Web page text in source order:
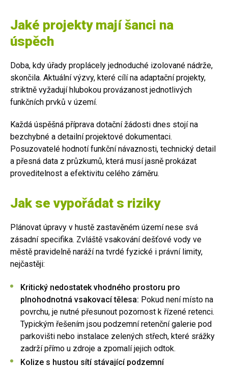
Jaké projekty mají šanci na
úspěch
Doba, kdy úřady proplácely jednoduché izolované nádrže,
skončila. Aktuální výzvy, které cílí na adaptační projekty,
striktně vyžadují hlubokou provázanost jednotlivých
funkčních prvků v území.
Každá úspěšná příprava dotační žádosti dnes stojí na
bezchybné a detailní projektové dokumentaci.
Posuzovatelé hodnotí funkční návaznosti, technický detail
a přesná data z průzkumů, která musí jasně prokázat
proveditelnost a efektivitu celého záměru.
Jak se vypořádat s riziky
Plánovat úpravy v hustě zastavěném území nese svá
zásadní specifika. Zvláště vsakování dešťové vody ve
městě pravidelně naráží na tvrdé fyzické i právní limity,
nejčastěji:
Kritický nedostatek vhodného prostoru pro
plnohodnotná vsakovací tělesa: Pokud není místo na
povrchu, je nutné přesunout pozornost k řízené retenci.
Typickým řešením jsou podzemní retenční galerie pod
parkovišti nebo instalace zelených střech, které srážky
zadrží přímo u zdroje a zpomalí jejich odtok.
Kolize s hustou sítí stávající podzemní